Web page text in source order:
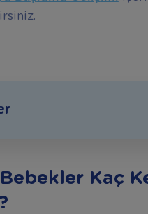
Bebekler Kaç